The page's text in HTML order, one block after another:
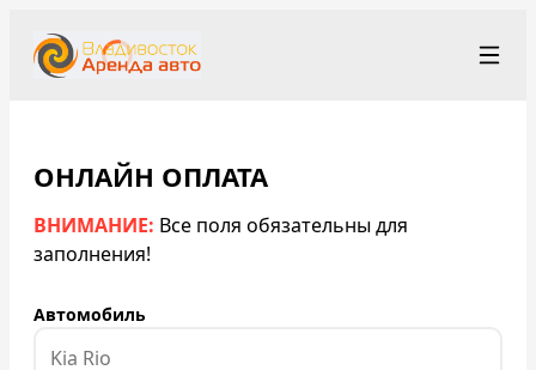
Условия аренды
Парк автомобилей
Станции проката
ОНЛАЙН ОПЛАТА
ВНИМАНИЕ: Все поля обязательны для
заполнения!
Автомобиль